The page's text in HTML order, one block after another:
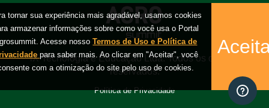
tornar sua experiência mais agradável, usamos cookies
armazenar informações sobre como você usa o Portal
Acesse nossoTermos de Uso e Política de
para saber mais. Ao clicar em "Aceitar", você
com a otimização do site pelo uso de cookies.
iX Tecnologia e Educação Ltda. Todos os direitos
reservados.
Política de Privacidade